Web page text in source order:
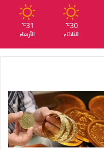
30
℃
الثلاثاء
31
℃
الأربعاء